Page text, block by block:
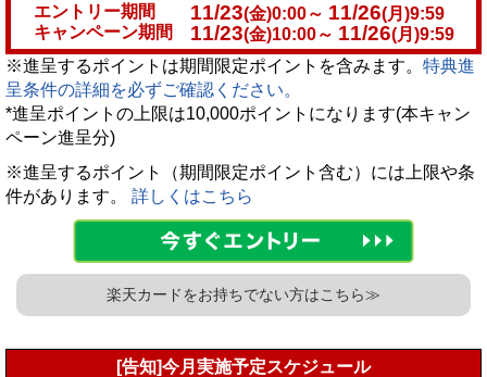
エントリー期間 11/23(金)0:00～ 11/26(月)9:59
キャンペーン期間 11/23(金)10:00～ 11/26(月)9:59
※進呈するポイントは期間限定ポイントを含みます。 特典進
呈条件の詳細を必ずご確認ください。
*進呈ポイントの上限は10,000ポイントになります(本キャン
ペーン進呈分)
※進呈するポイント（期間限定ポイント含む）には上限や条
件があります。
詳しくはこちら
楽天カードをお持ちでない方はこちら≫
[告知]今月実施予定スケジュール